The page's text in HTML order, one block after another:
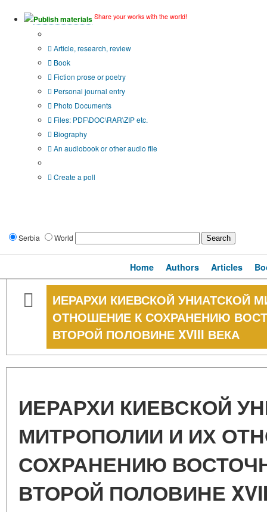
Publish materials Share your works with the world!
Article, research, review
Book
Fiction prose or poetry
Personal journal entry
Photo Documents
Files: PDF\DOC\RAR\ZIP etc.
Biography
An audiobook or other audio file
Create a poll
Serbia World
Home Authors Articles
ИЕРАРХИ КИЕВСКОЙ УНИАТСКОЙ
ОТНОШЕНИЕ К СОХРАНЕНИЮ
ВТОРОЙ ПОЛОВИНЕ XVIII ВЕКА
ИЕРАРХИ КИЕВСКОЙ
МИТРОПОЛИИ И ИХ
СОХРАНЕНИЮ
ВТОРОЙ ПОЛОВИНЕ